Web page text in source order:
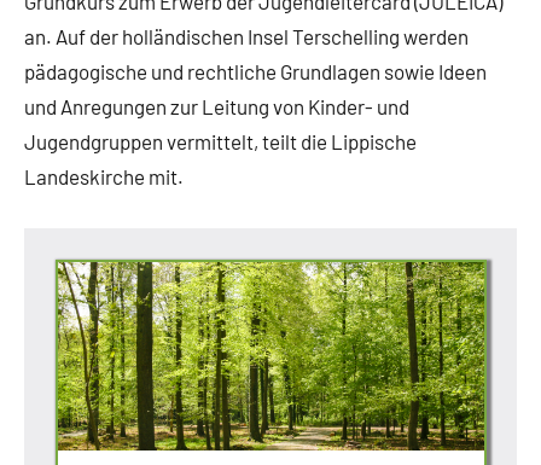
an. Auf der holländischen Insel Terschelling werden
pädagogische und rechtliche Grundlagen sowie Ideen
und Anregungen zur Leitung von Kinder- und
Jugendgruppen vermittelt, teilt die Lippische
Landeskirche mit.